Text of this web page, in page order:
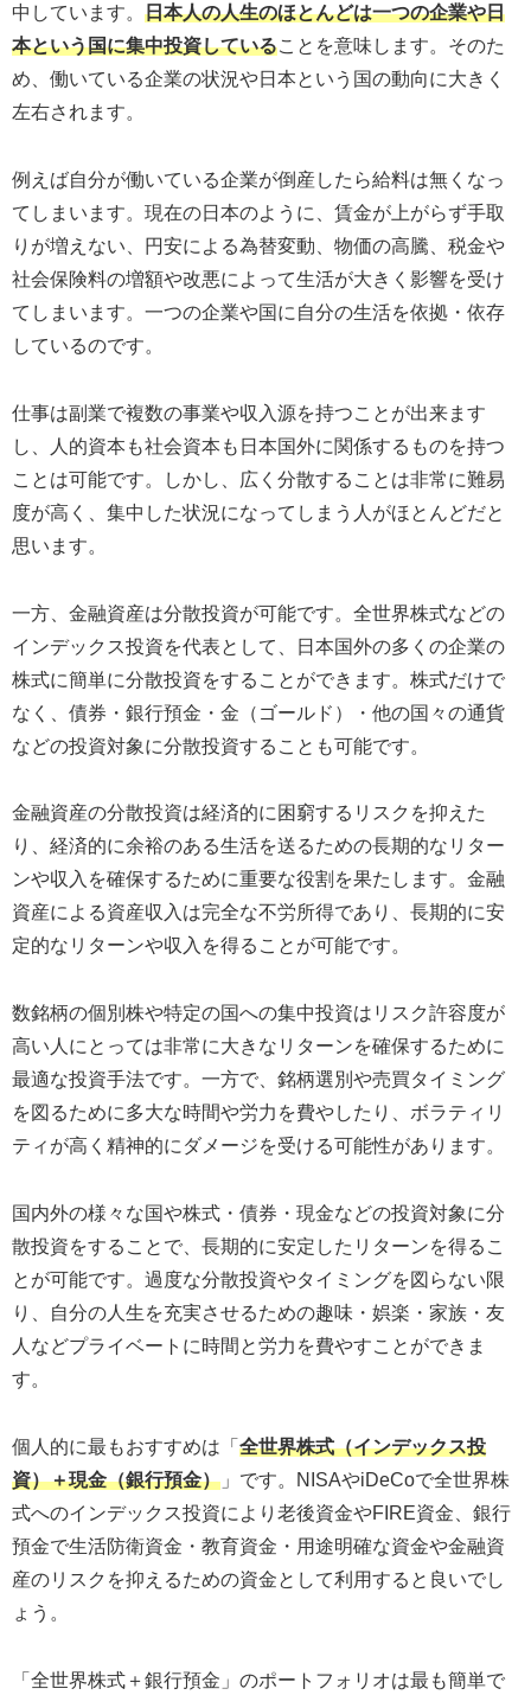
中しています。 日本人の人生のほとんどは一つの企業や日
本という国に集中投資していることを意味します。そのた
め、働いている企業の状況や日本という国の動向に大きく
左右されます。
例えば自分が働いている企業が倒産したら給料は無くなっ
てしまいます。現在の日本のように、賃金が上がらず手取
りが増えない、円安による為替変動、物価の高騰、税金や
社会保険料の増額や改悪によって生活が大きく影響を受け
てしまいます。一つの企業や国に自分の生活を依拠・依存
しているのです。
仕事は副業で複数の事業や収入源を持つことが出来ます
し、人的資本も社会資本も日本国外に関係するものを持つ
ことは可能です。しかし、広く分散することは非常に難易
度が高く、集中した状況になってしまう人がほとんどだと
思います。
一方、金融資産は分散投資が可能です。全世界株式などの
インデックス投資を代表として、日本国外の多くの企業の
株式に簡単に分散投資をすることができます。株式だけで
なく、債券・銀行預金・金（ゴールド）・他の国々の通貨
などの投資対象に分散投資することも可能です。
金融資産の分散投資は経済的に困窮するリスクを抑えた
り、経済的に余裕のある生活を送るための長期的なリター
ンや収入を確保するために重要な役割を果たします。金融
資産による資産収入は完全な不労所得であり、長期的に安
定的なリターンや収入を得ることが可能です。
数銘柄の個別株や特定の国への集中投資はリスク許容度が
高い人にとっては非常に大きなリターンを確保するために
最適な投資手法です。一方で、銘柄選別や売買タイミング
を図るために多大な時間や労力を費やしたり、ボラティリ
ティが高く精神的にダメージを受ける可能性があります。
国内外の様々な国や株式・債券・現金などの投資対象に分
散投資をすることで、長期的に安定したリターンを得るこ
とが可能です。過度な分散投資やタイミングを図らない限
り、自分の人生を充実させるための趣味・娯楽・家族・友
人などプライベートに時間と労力を費やすことができま
す。
個人的に最もおすすめは「 全世界株式（インデックス投
資）＋現金（銀行預金） 」です。NISAやiDeCoで全世界株
式へのインデックス投資により老後資金やFIRE資金、銀行
預金で生活防衛資金・教育資金・用途明確な資金や金融資
産のリスクを抑えるための資金として利用すると良いでし
ょう。
「全世界株式＋銀行預金」のポートフォリオは最も簡単で